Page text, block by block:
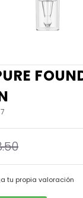
tu propia valoración